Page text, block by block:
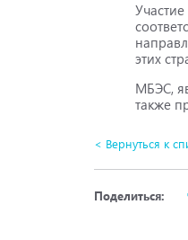
этих
МБЭС,
также
< Вернуться к
Поделиться: